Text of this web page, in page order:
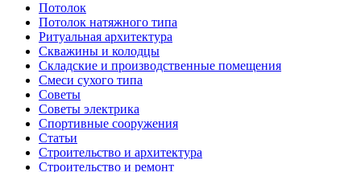
Потолок
Потолок натяжного типа
Ритуальная архитектура
Скважины и колодцы
Складские и производственные помещения
Смеси сухого типа
Советы
Советы электрика
Спортивные сооружения
Статьи
Строительство и архитектура
Строительство и ремонт